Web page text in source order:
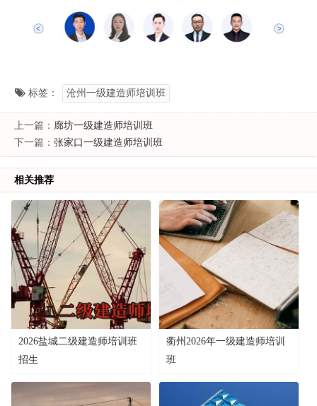
标签： 沧州一级建造师培训班
上一篇： 廊坊一级建造师培训班
下一篇： 张家口一级建造师培训班
相关推荐
2026盐城二级建造师培训班
招生
衢州2026年一级建造师培训
班